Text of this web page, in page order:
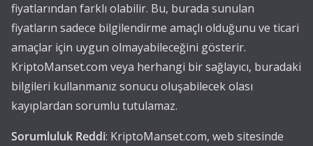
fiyatlarından farklı olabilir. Bu, burada sunulan
fiyatların sadece bilgilendirme amaçlı olduğunu ve ticari
amaçlar için uygun olmayabileceğini gösterir.
KriptoManset.com veya herhangi bir sağlayıcı, buradaki
bilgileri kullanmanız sonucu oluşabilecek olası
kayıplardan sorumlu tutulamaz.
Sorumluluk Reddi: KriptoManset.com, web sitesinde